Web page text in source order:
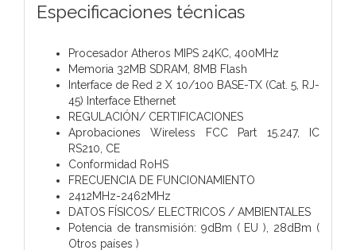
Especificaciones técnicas
Procesador Atheros MIPS 24KC, 400MHz
Memoria 32MB SDRAM, 8MB Flash
Interface de Red 2 X 10/100 BASE-TX (Cat. 5, RJ-
45) Interface Ethernet
REGULACIÓN/ CERTIFICACIONES
Aprobaciones Wireless FCC Part 15.247, IC
RS210, CE
Conformidad RoHS
FRECUENCIA DE FUNCIONAMIENTO
2412MHz-2462MHz
DATOS FÍSICOS/ ELECTRICOS / AMBIENTALES
Potencia de transmisión: 9dBm ( EU ), 28dBm (
Otros países )